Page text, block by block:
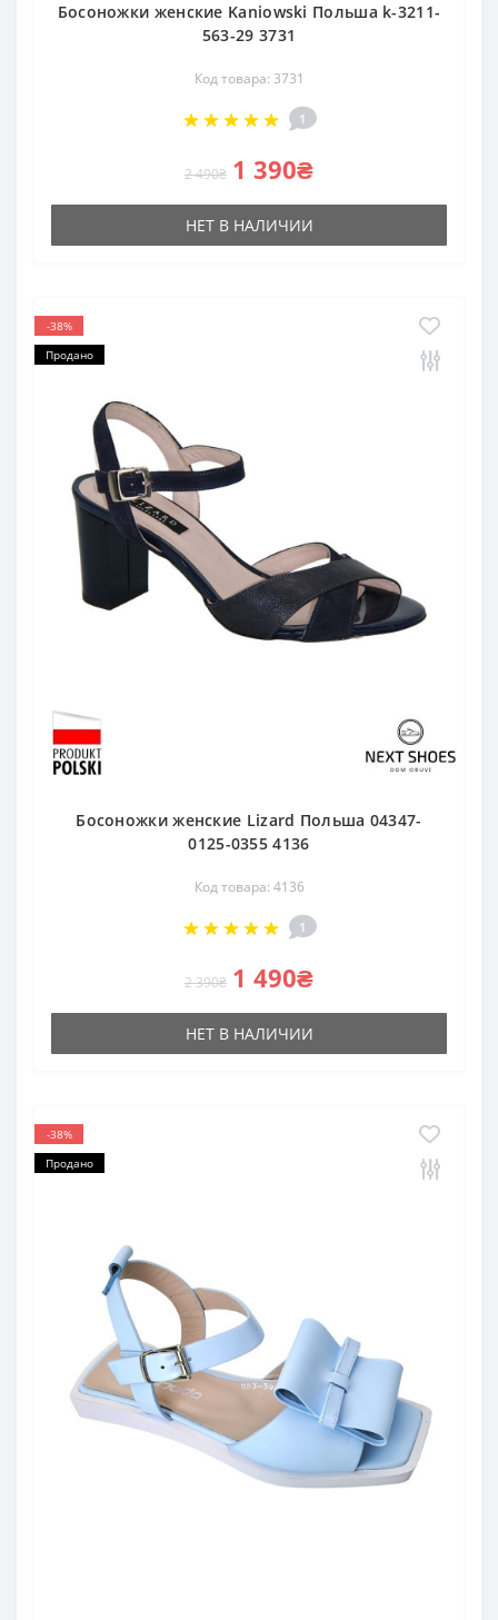
Босоножки женские Kaniowski Польша k-3211-
563-29 3731
Код товара: 3731
1
2 490₴ 1 390₴
НЕТ В НАЛИЧИИ
-38%
Продано
Босоножки женские Lizard Польша 04347-
0125-0355 4136
Код товара: 4136
1
2 390₴ 1 490₴
НЕТ В НАЛИЧИИ
-38%
Продано